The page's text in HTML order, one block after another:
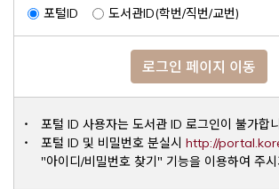
포털ID 도서관ID(학번/직번/교번)
로그인 페이지 이동
포털 ID 사용자는 도서관 ID 로그인이 불가합
포털 ID 및 비밀번호 분실시 http://
"아이디/비밀번호 찾기" 기능을 이용하여 주